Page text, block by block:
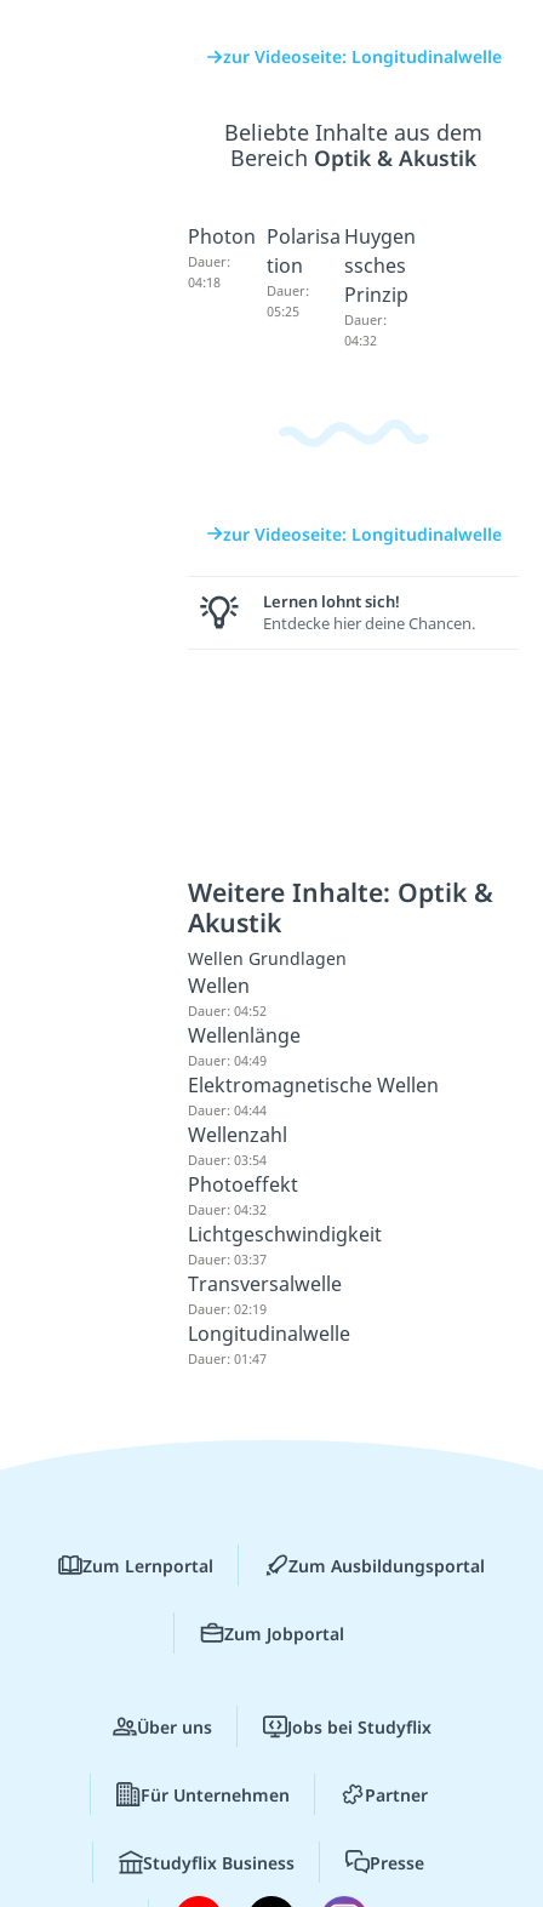
zur Videoseite: Longitudinalwelle
Beliebte Inhalte aus dem
Bereich Optik & Akustik
Photon
Dauer:
04:18
Polarisa
tion
Dauer:
05:25
Huygen
ssches
Prinzip
Dauer:
04:32
zur Videoseite: Longitudinalwelle
Lernen lohnt sich!
Entdecke hier deine Chancen.
Weitere Inhalte: Optik &
Akustik
Wellen Grundlagen
Wellen
Dauer: 04:52
Wellenlänge
Dauer: 04:49
Elektromagnetische Wellen
Dauer: 04:44
Wellenzahl
Dauer: 03:54
Photoeffekt
Dauer: 04:32
Lichtgeschwindigkeit
Dauer: 03:37
Transversalwelle
Dauer: 02:19
Longitudinalwelle
Dauer: 01:47
Zum Lernportal Zum Ausbildungsportal
Zum Jobportal
Über uns Jobs bei Studyflix
Für Unternehmen Partner
Studyflix Business Presse